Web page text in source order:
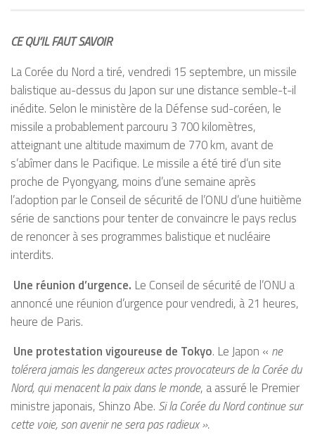
CE QU’IL FAUT SAVOIR
La Corée du Nord a tiré, vendredi 15 septembre, un missile
balistique au-dessus du Japon sur une distance semble-t-il
inédite. Selon le ministère de la Défense sud-coréen, le
missile a probablement parcouru 3 700 kilomètres,
atteignant une altitude maximum de 770 km, avant de
s’abîmer dans le Pacifique. Le missile a été tiré d’un site
proche de Pyongyang, moins d’une semaine après
l’adoption par le Conseil de sécurité de l’ONU d’une huitième
série de sanctions pour tenter de convaincre le pays reclus
de renoncer à ses programmes balistique et nucléaire
interdits.
Une réunion d’urgence. Le Conseil de sécurité de l’ONU a
annoncé une réunion d’urgence pour vendredi, à 21 heures,
heure de Paris.
Une protestation vigoureuse de Tokyo. Le Japon « ne
tolérera jamais les dangereux actes provocateurs de la Corée du
Nord, qui menacent la paix dans le monde, a assuré le Premier
ministre japonais, Shinzo Abe. Si la Corée du Nord continue sur
cette voie, son avenir ne sera pas radieux ».